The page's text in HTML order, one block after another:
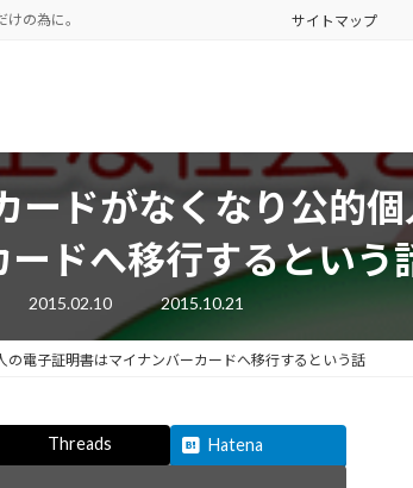
の為に。 サイトマップ
ドがなくなり公的
ードへ移行するという
2015.02.10
最
新
日
2015.10.21
電子証明書はマイナンバーカードへ移行するという話
Threads Hatena